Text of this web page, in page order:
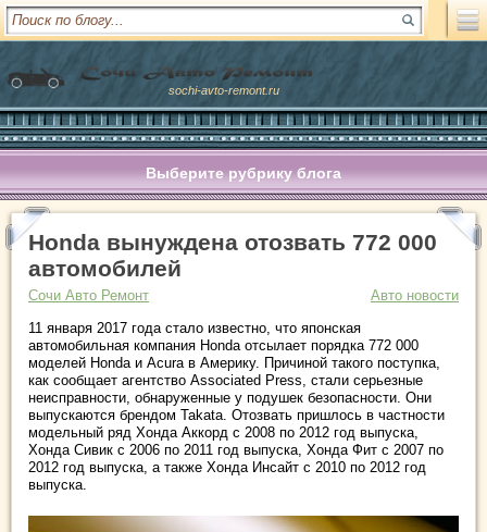
sochi-avto-remont.ru
Выберите рубрику блога
Honda вынуждена отозвать 772 000
автомобилей
Сочи Авто Ремонт
Авто новости
11 января 2017 года стало известно, что японская
автомобильная компания Honda отсылает порядка 772 000
моделей Honda и Acura в Америку. Причиной такого поступка,
как сообщает агентство Associated Press, стали серьезные
неисправности, обнаруженные у подушек безопасности. Они
выпускаются брендом Takata. Отозвать пришлось в частности
модельный ряд Хонда Аккорд с 2008 по 2012 год выпуска,
Хонда Сивик с 2006 по 2011 год выпуска, Хонда Фит с 2007 по
2012 год выпуска, а также Хонда Инсайт с 2010 по 2012 год
выпуска.